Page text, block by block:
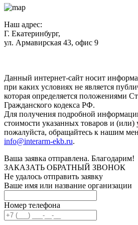
Наш адрес:
Г. Екатеринбург,
ул. Армавирская 43, офис 9
Данный интернет-сайт носит
при каких условиях не является
которая определяется положениями
Гражданского кодекса РФ.
Для получения подробной
стоимости указанных товаров и (или)
пожалуйста, обращайтесь к нашим
info@interarm-ekb.ru.
Ваша заявка отправлена. Благодарим!
ЗАКАЗАТЬ ОБРАТНЫЙ ЗВОНОК
Не удалось отправить заявку
Ваше имя или название организации
Номер телефона